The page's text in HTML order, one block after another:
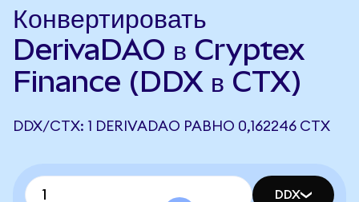
Конвертировать
DerivaDAO в Cryptex
Finance (DDX в CTX)
DDX/CTX: 1 DERIVADAO РАВНО 0,162246 CTX
DDX